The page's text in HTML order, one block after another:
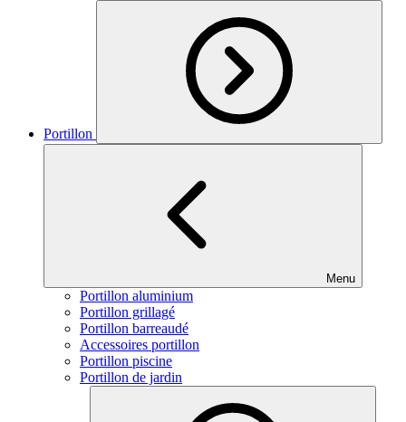
Portillon
Menu
Portillon aluminium
Portillon grillagé
Portillon barreaudé
Accessoires portillon
Portillon piscine
Portillon de jardin